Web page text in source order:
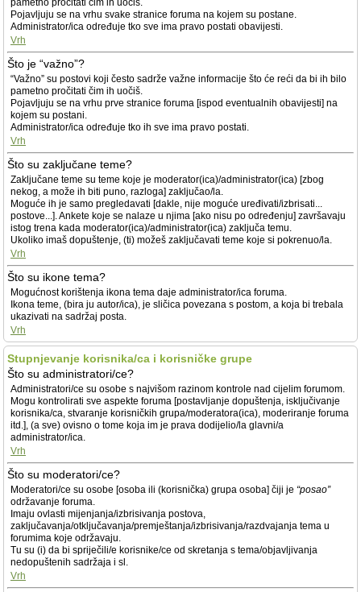
pametno pročitati čim ih uočiš.
Pojavljuju se na vrhu svake stranice foruma na kojem su postane.
Administrator/ica određuje tko sve ima pravo postati obavijesti.
Vrh
Što je “važno”?
“Važno” su postovi koji često sadrže važne informacije što će reći da bi ih bilo
pametno pročitati čim ih uočiš.
Pojavljuju se na vrhu prve stranice foruma [ispod eventualnih obavijesti] na
kojem su postani.
Administrator/ica određuje tko ih sve ima pravo postati.
Vrh
Što su zaključane teme?
Zaključane teme su teme koje je moderator(ica)/administrator(ica) [zbog
nekog, a može ih biti puno, razloga] zaključao/la.
Moguće ih je samo pregledavati [dakle, nije moguće uređivati/izbrisati...
postove...]. Ankete koje se nalaze u njima [ako nisu po određenju] završavaju
istog trena kada moderator(ica)/administrator(ica) zaključa temu.
Ukoliko imaš dopuštenje, (ti) možeš zaključavati teme koje si pokrenuo/la.
Vrh
Što su ikone tema?
Mogućnost korištenja ikona tema daje administrator/ica foruma.
Ikona teme, (bira ju autor/ica), je sličica povezana s postom, a koja bi trebala
ukazivati na sadržaj posta.
Vrh
Stupnjevanje korisnika/ca i korisničke grupe
Što su administratori/ce?
Administratori/ce su osobe s najvišom razinom kontrole nad cijelim forumom.
Mogu kontrolirati sve aspekte foruma [postavljanje dopuštenja, isključivanje
korisnika/ca, stvaranje korisničkih grupa/moderatora(ica), moderiranje foruma
itd.], (a sve) ovisno o tome koja im je prava dodijelio/la glavni/a
administrator/ica.
Vrh
Što su moderatori/ce?
Moderatori/ce su osobe [osoba ili (korisnička) grupa osoba] čiji je “posao”
održavanje foruma.
Imaju ovlasti mijenjanja/izbrisivanja postova,
zaključavanja/otključavanja/premještanja/izbrisivanja/razdvajanja tema u
forumima koje održavaju.
Tu su (i) da bi spriječili/e korisnike/ce od skretanja s tema/objavljivanja
nedopuštenih sadržaja i sl.
Vrh